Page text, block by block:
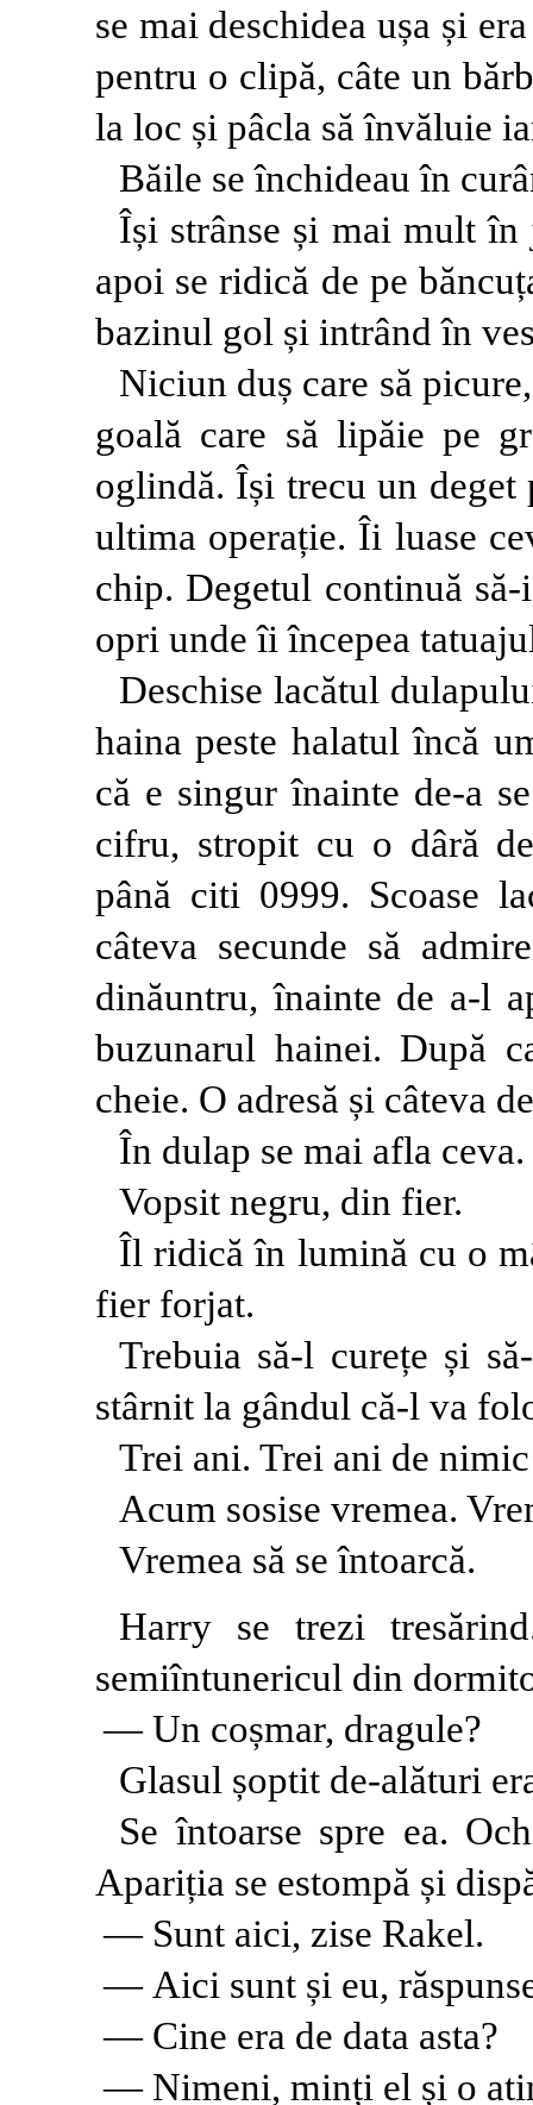
se mai deschidea ușa și
pentru o clipă, câte un
la loc și pâcla să învăluie
Băile se închideau în
Își strânse și mai mult
apoi se ridică de pe
bazinul gol și intrând în
Niciun duș care să
goală care să lipăie pe
oglindă. Își trecu un
ultima operație. Îi luase
chip. Degetul continuă
opri unde îi începea
Deschise lacătul
haina peste halatul încă
că e singur înainte de-a
cifru, stropit cu o dâră
până citi 0999. Scoase
câteva secunde să
dinăuntru, înainte de a-l
buzunarul hainei. După
cheie. O adresă și câteva
În dulap se mai afla ceva.
Vopsit negru, din fier.
Îl ridică în lumină cu o
fier forjat.
Trebuia să-l curețe și
stârnit la gândul că-l va
Trei ani. Trei ani de
Acum sosise vremea.
Vremea să se întoarcă.
Harry se trezi
semiîntunericul din
— Un coșmar, dragule?
Glasul șoptit de-alături
Se întoarse spre ea.
Apariția se estompă și
— Sunt aici, zise Rakel.
— Aici sunt și eu,
— Cine era de data asta?
— Nimeni, minți el și o